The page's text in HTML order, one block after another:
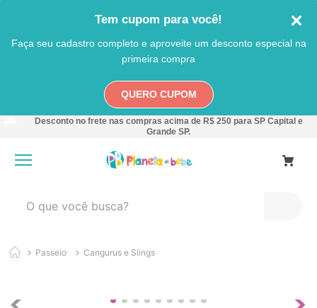
Tem cupom para você!
Faça seu cadastro completo e aproveite um desconto especial na
primeira compra
QUERO CUPOM
Desconto no frete nas compras acima de R$ 250 para SP Capital e
Grande SP.
Passeio Cangurus e Slings
1 º
carro